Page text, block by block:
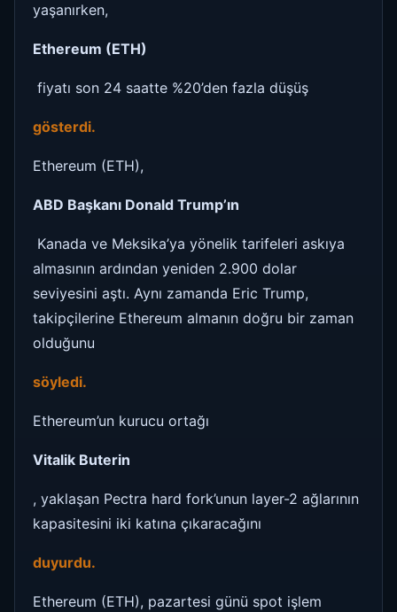
yaşanırken,
Ethereum (ETH)
fiyatı son 24 saatte %20’den fazla düşüş
gösterdi.
Ethereum (ETH),
ABD Başkanı Donald Trump’ın
Kanada ve Meksika’ya yönelik tarifeleri askıya
almasının ardından yeniden 2.900 dolar
seviyesini aştı. Aynı zamanda Eric Trump,
takipçilerine Ethereum almanın doğru bir zaman
olduğunu
söyledi.
Ethereum’un kurucu ortağı
Vitalik Buterin
, yaklaşan Pectra hard fork’unun layer-2 ağlarının
kapasitesini iki katına çıkaracağını
duyurdu.
Ethereum (ETH), pazartesi günü spot işlem